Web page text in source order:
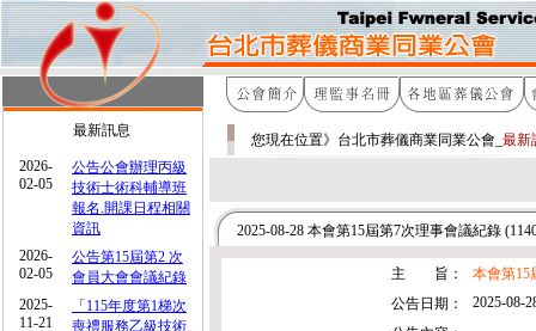
最新訊息
2026-
02-05
公告公會辦理丙級
技術士術科輔導班
報名.開課日程相關
資訊
2026-
02-05
公告第15屆第2 次
會員大會會議紀錄
2025-
11-21
「115年度第1梯次
喪禮服務乙級技術
您現在位置》台北市葬儀商業同業公會_ 最新
2025-08-28 本會第15屆第7次理事會議紀錄
主 旨：
本會第15
公告日期：
2025-08-